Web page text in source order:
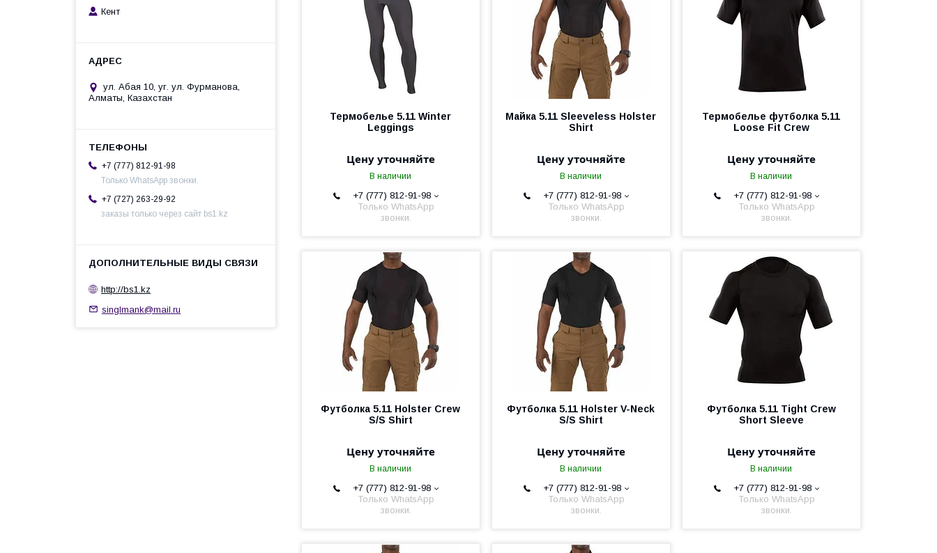
Термобелье 5.11 Winter
Leggings
Цену уточняйте
В наличии
+7 (777) 812-91-98
Только WhatsApp
звонки.
Майка 5.11 Sleeveless Holster
Shirt
Цену уточняйте
В наличии
+7 (777) 812-91-98
Только WhatsApp
звонки.
Термобелье футболка 5.11
Loose Fit Crew
Цену уточняйте
В наличии
+7 (777) 812-91-98
Только WhatsApp
звонки.
Футболка 5.11 Holster Crew
S/S Shirt
Цену уточняйте
В наличии
+7 (777) 812-91-98
Только WhatsApp
звонки.
Футболка 5.11 Holster V-Neck
S/S Shirt
Цену уточняйте
В наличии
+7 (777) 812-91-98
Только WhatsApp
звонки.
Футболка 5.11 Tight Crew
Short Sleeve
Цену уточняйте
В наличии
+7 (777) 812-91-98
Только WhatsApp
звонки.
Кент
ул. Абая 10, уг. ул. Фурманова,
Алматы, Казахстан
+7 (777) 812-91-98
Только WhatsApp звонки.
+7 (727) 263-29-92
заказы только через сайт bs1.kz
http://bs1.kz
singlmank@mail.ru